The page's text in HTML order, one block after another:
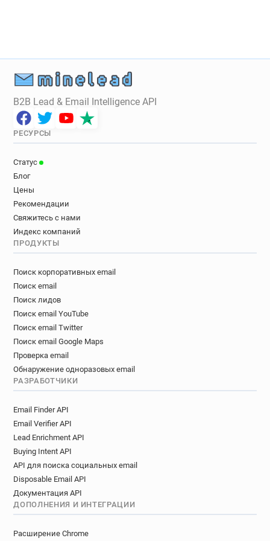
B2B Lead & Email Intelligence API
РЕСУРСЫ
Статус
Блог
Цены
Рекомендации
Свяжитесь с нами
Индекс компаний
ПРОДУКТЫ
Поиск корпоративных email
Поиск email
Поиск лидов
Поиск email YouTube
Поиск email Twitter
Поиск email Google Maps
Проверка email
Обнаружение одноразовых email
РАЗРАБОТЧИКИ
Email Finder API
Email Verifier API
Lead Enrichment API
Buying Intent API
API для поиска социальных email
Disposable Email API
Документация API
ДОПОЛНЕНИЯ И ИНТЕГРАЦИИ
Расширение Chrome